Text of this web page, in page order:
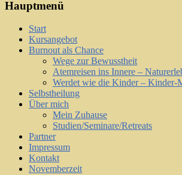
Hauptmenü
Start
Kursangebot
Burnout als Chance
Wege zur Bewusstheit
Atemreisen ins Innere –
Werdet wie die Kinder – Kinder-
Selbstheilung
Über mich
Mein Zuhause
Studien/Seminare/Retreats
Partner
Impressum
Kontakt
Novemberzeit